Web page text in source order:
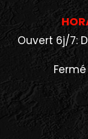
Ouvert 6j/7: